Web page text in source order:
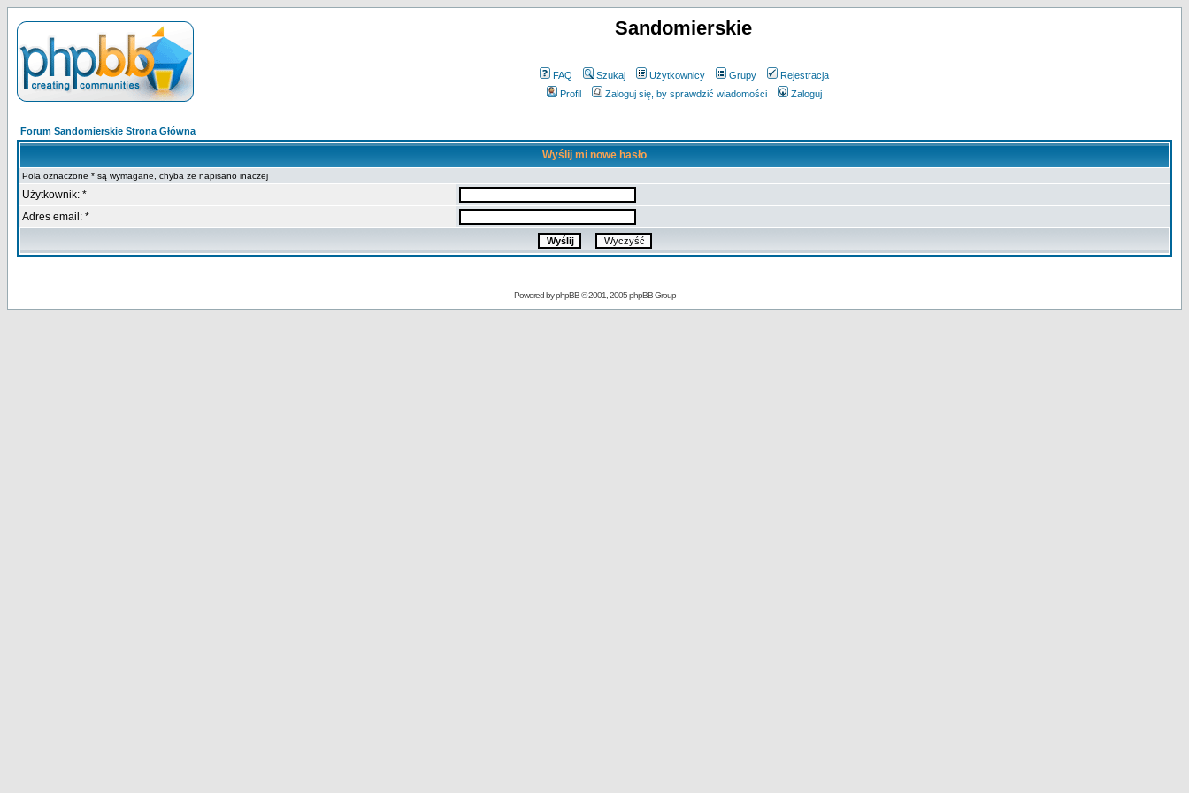
Sandomierskie
FAQ Szukaj Użytkownicy Grupy
Rejestracja
Profil
Zaloguj się, by sprawdzić wiadomości Zaloguj
Forum Sandomierskie Strona Główna
Wyślij mi nowe hasło
Pola oznaczone * są wymagane, chyba że napisano inaczej
Użytkownik: *
Adres email: *
Powered byphpBB© 2001, 2005 phpBB Group